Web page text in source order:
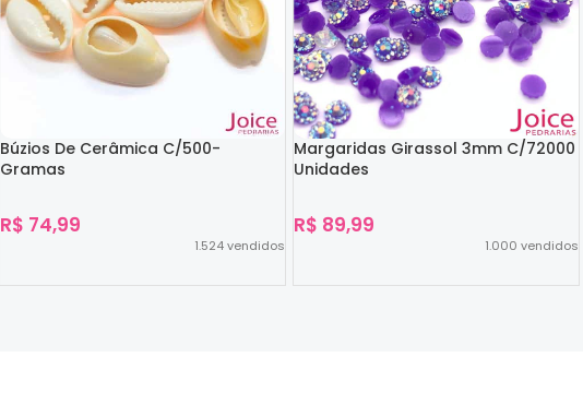
Búzios De Cerâmica C/500-
Gramas
R$ 74,99
1.524vendidos
Margaridas Girassol 3mm C/72000
Unidades
R$ 89,99
1.000 vendidos